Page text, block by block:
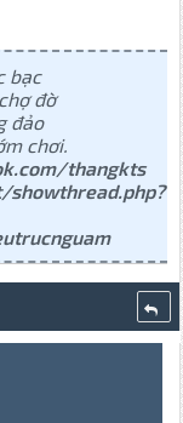
bạc
đờ
đảo
chơi.
thangkts